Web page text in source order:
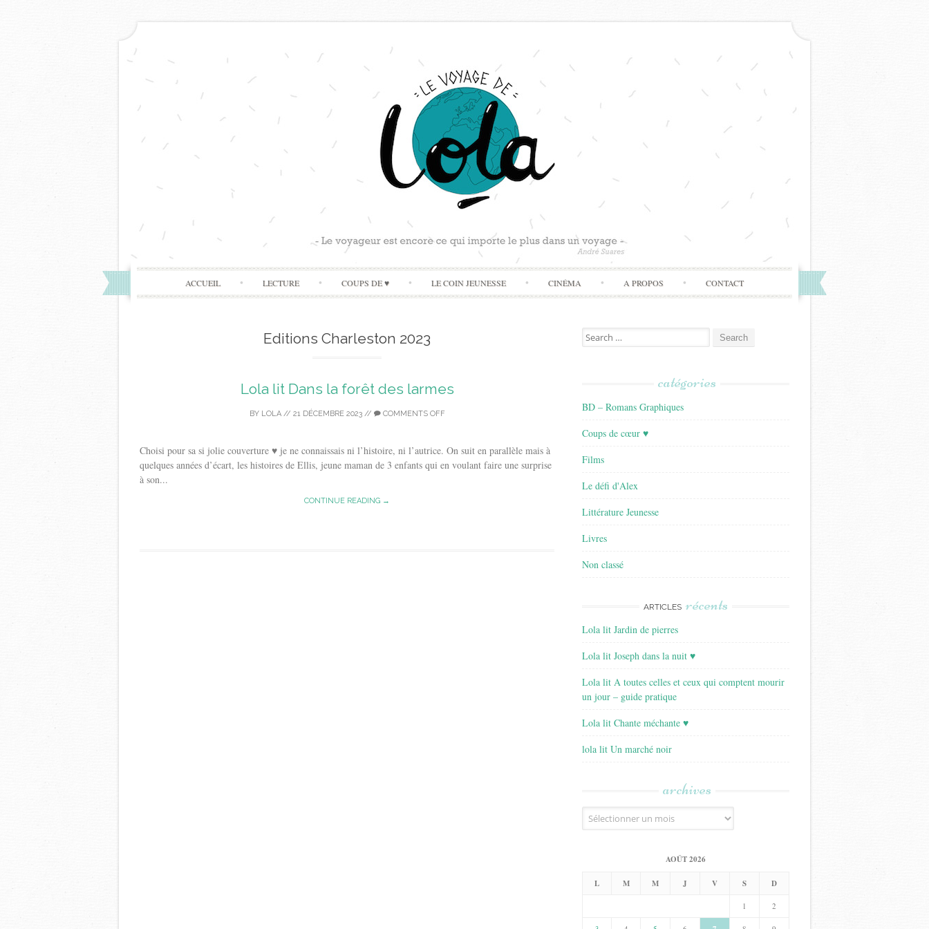
Skip
to
ACCUEIL LECTURE COUPS DE ♥ LE COIN JEUNESSE CINÉMA A PROPOS CONTACT
Editions Charleston 2023
Lola lit Dans la forêt des larmes
BY LOLA// 21 DÉCEMBRE 2023// COMMENTS OFF
Choisi pour sa si jolie couverture ♥ je ne connaissais ni l’histoire, ni l’autrice. On suit en parallèle mais à
quelques années d’écart, les histoires de Ellis, jeune maman de 3 enfants qui en voulant faire une surprise
à son...
CONTINUE READING →
Search
for:
catégories
BD – Romans Graphiques
Coups de cœur ♥
Films
Le défi d'Alex
Littérature Jeunesse
Livres
Non classé
ARTICLES récents
Lola lit Jardin de pierres
Lola lit Joseph dans la nuit ♥
Lola lit A toutes celles et ceux qui comptent mourir
un jour – guide pratique
Lola lit Chante méchante ♥
lola lit Un marché noir
archives
Archives
AOÛT 2026
L M M J V S D
1 2